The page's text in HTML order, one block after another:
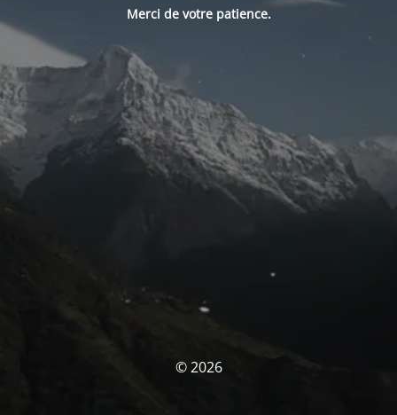
Merci de votre patience.
© 2026